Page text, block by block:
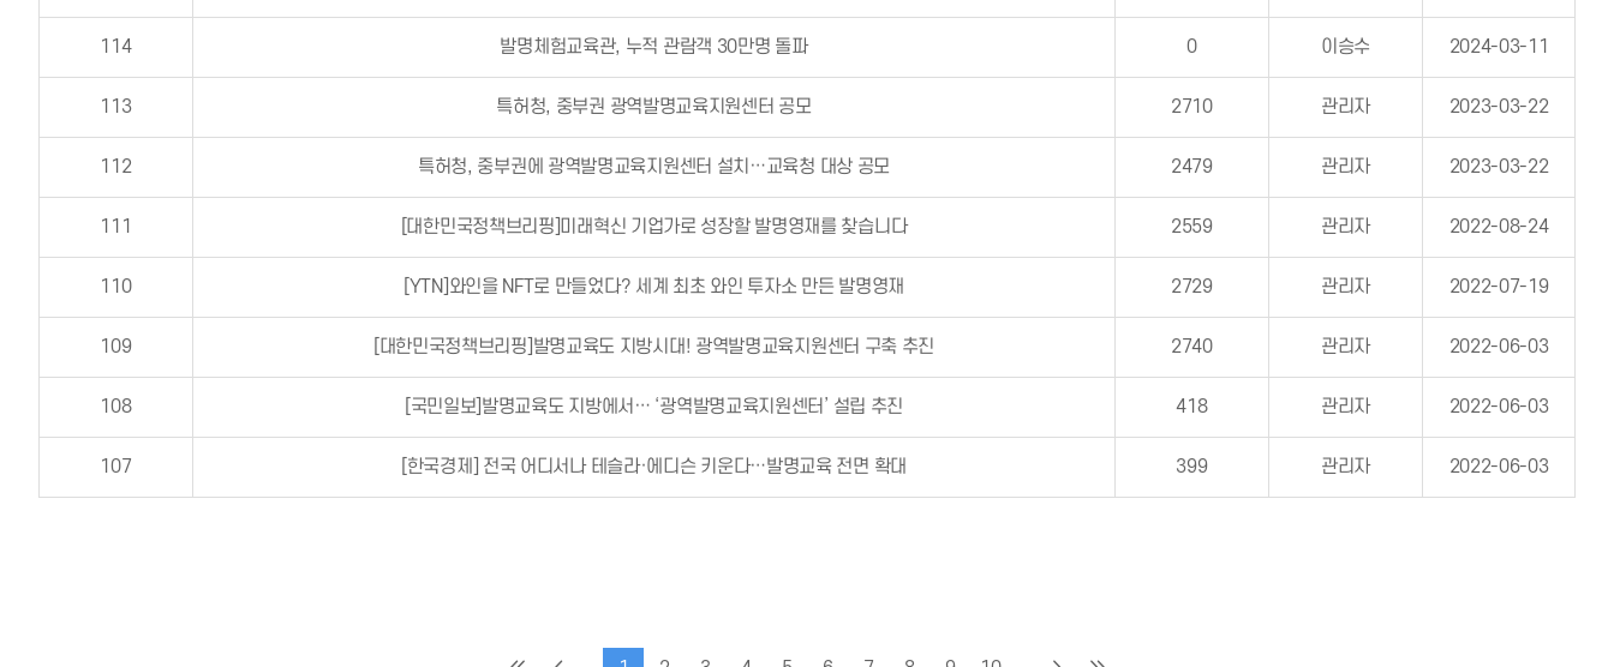
114 발명체험교육관, 누적 관람객 30만명 돌파 0 이승수 2024-03-11
113 특허청, 중부권 광역발명교육지원센터 공모 2710 관리자 2023-03-22
112 특허청, 중부권에 광역발명교육지원센터 설치…교육청 대상 공모 2479 관리자 2023-03-22
111 [대한민국정책브리핑]미래혁신 기업가로 성장할 발명영재를 찾습니다 2559 관리자 2022-08-24
110 [YTN]와인을 NFT로 만들었다? 세계 최초 와인 투자소 만든 발명영재 2729 관리자 2022-07-19
109 [대한민국정책브리핑]발명교육도 지방시대! 광역발명교육지원센터 구축 추진 2740 관리자 2022-06-03
108 [국민일보]발명교육도 지방에서… ‘광역발명교육지원센터’ 설립 추진 418 관리자 2022-06-03
107 [한국경제] 전국 어디서나 테슬라·에디슨 키운다…발명교육 전면 확대 399 관리자 2022-06-03